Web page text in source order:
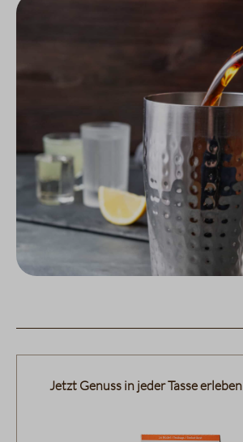
Produktgalerie überspringen
Jetzt Genuss in jeder Tasse erleben